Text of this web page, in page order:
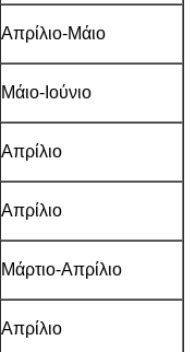
Απρίλιο-Μάιο
Μάιο-Ιούνιο
Απρίλιο
Απρίλιο
Μάρτιο-Απρίλιο
Απρίλιο